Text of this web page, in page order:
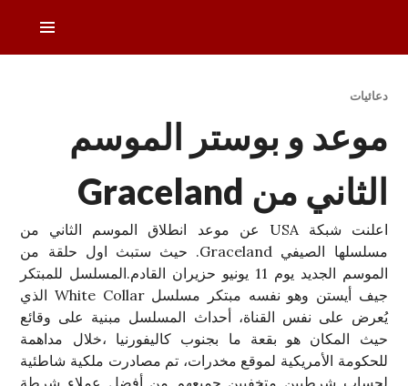
المحتوى
دليل التلفزيون العربي
دعائيات
موعد و بوستر الموسم
الثاني من Graceland
اعلنت شبكة USA عن موعد انطلاق الموسم الثاني من
مسلسلها الصيفي Graceland. حيث ستبث اول حلقة من
الموسم الجديد يوم 11 يونيو حزيران القادم.المسلسل للمبتكر
جيف أيستن وهو نفسه مبتكر مسلسل White Collar الذي
يُعرض على نفس القناة، أحداث المسلسل مبنية على وقائع
حيث المكان هو بقعة ما بجنوب كاليفورنيا ،خلال مداهمة
للحكومة الأمريكية لموقع مخدرات، تم مصادرت ملكية شاطئية
لحساب شرطيين متخفيين جميعهم من أفضل عملاء شرطة